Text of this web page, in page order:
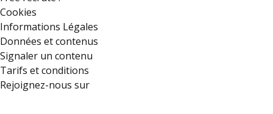
Cookies
Informations Légales
Données et contenus
Signaler un contenu
Tarifs et conditions
Rejoignez-nous sur